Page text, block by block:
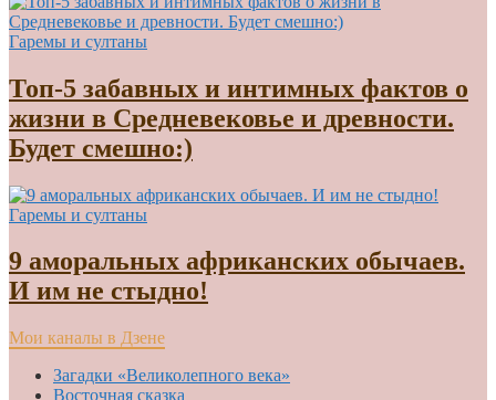
Гаремы и султаны
Топ-5 забавных и интимных фактов о
жизни в Средневековье и древности.
Будет смешно:)
Гаремы и султаны
9 аморальных африканских обычаев.
И им не стыдно!
Мои каналы в Дзене
Загадки «Великолепного века»
Восточная сказка